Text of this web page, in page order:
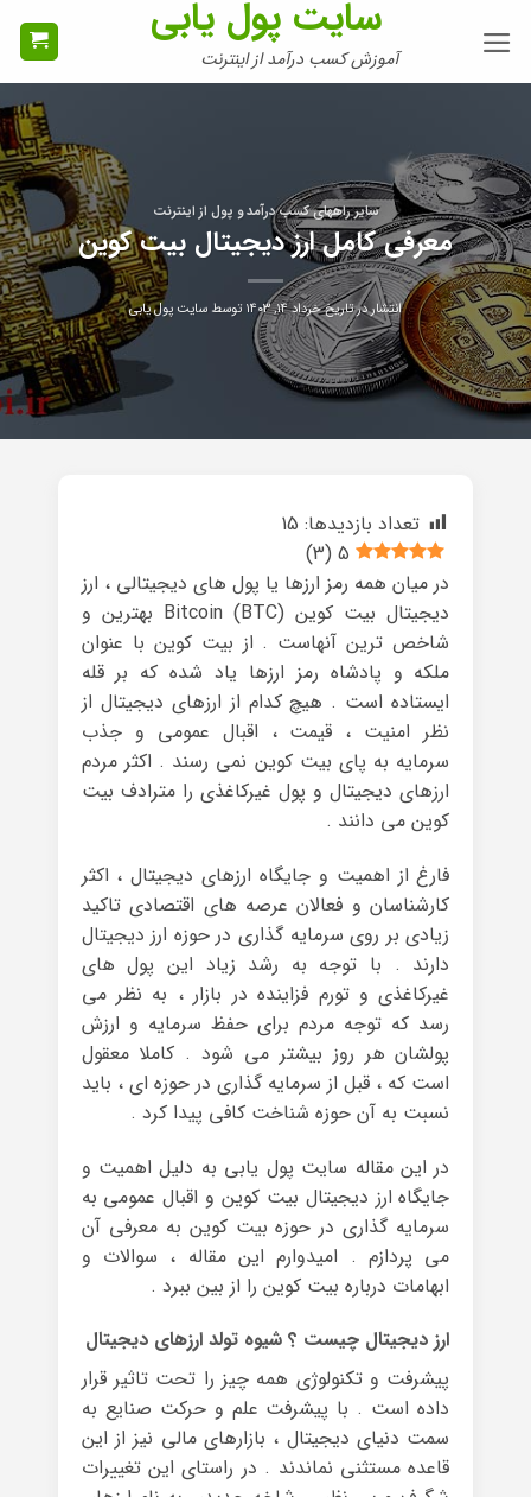
سایت پول یابی
آموزش کسب درآمد از اینترنت
سایر راههای کسب درآمد و پول از اینترنت
معرفی کامل ارز دیجیتال بیت کوین
انتشار در تاریخخرداد ۱۴, ۱۴۰۳ توسط سایت پول یابی
تعداد بازدیدها: 15
5
(
3
)
در میان همه رمز ارزها یا پول های دیجیتالی ، ارز
دیجیتال بیت کوین Bitcoin (BTC) بهترین و
شاخص ترین آنهاست . از بیت کوین با عنوان
ملکه و پادشاه رمز ارزها یاد شده که بر قله
ایستاده است . هیچ کدام از ارزهای دیجیتال از
نظر امنیت ، قیمت ، اقبال عمومی و جذب
سرمایه به پای بیت کوین نمی رسند . اکثر مردم
ارزهای دیجیتال و پول غیرکاغذی را مترادف بیت
کوین می دانند .
فارغ از اهمیت و جایگاه ارزهای دیجیتال ، اکثر
کارشناسان و فعالان عرصه های اقتصادی تاکید
زیادی بر روی سرمایه گذاری در حوزه ارز دیجیتال
دارند . با توجه به رشد زیاد این پول های
غیرکاغذی و تورم فزاینده در بازار ، به نظر می
رسد که توجه مردم برای حفظ سرمایه و ارزش
پولشان هر روز بیشتر می شود . کاملا معقول
است که ، قبل از سرمایه گذاری در حوزه ای ، باید
نسبت به آن حوزه شناخت کافی پیدا کرد .
در این مقاله سایت پول یابی به دلیل اهمیت و
جایگاه ارز دیجیتال بیت کوین و اقبال عمومی به
سرمایه گذاری در حوزه بیت کوین به معرفی آن
می پردازم . امیدوارم این مقاله ، سوالات و
ابهامات درباره بیت کوین را از بین ببرد .
ارز دیجیتال چیست ؟ شیوه تولد ارزهای دیجیتال
پیشرفت و تکنولوژی همه چیز را تحت تاثیر قرار
داده است . با پیشرفت علم و حرکت صنایع به
سمت دنیای دیجیتال ، بازار‌های مالی نیز از این
قاعده مستثنی نماندند . در راستای این تغییرات